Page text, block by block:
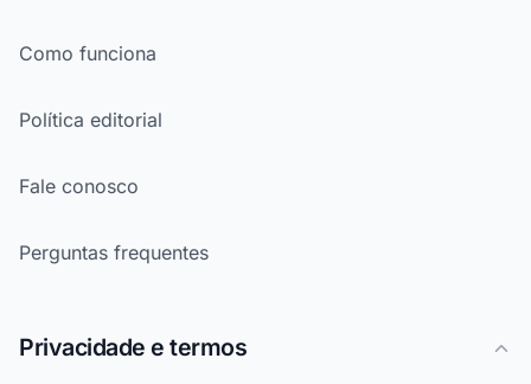
Como funciona
Política editorial
Fale conosco
Perguntas frequentes
Privacidade e termos